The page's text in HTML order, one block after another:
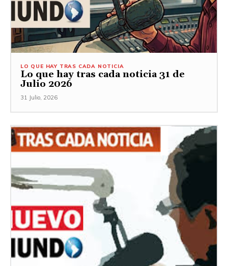
LO QUE HAY TRAS CADA NOTICIA
Lo que hay tras cada noticia 31 de
Julio 2026
31 Julio, 2026